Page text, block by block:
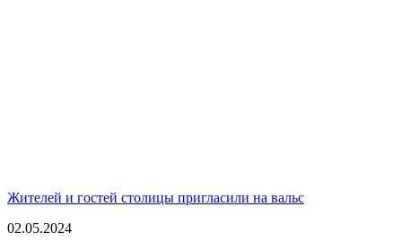
Жителей и гостей столицы пригласили на вальс
02.05.2024